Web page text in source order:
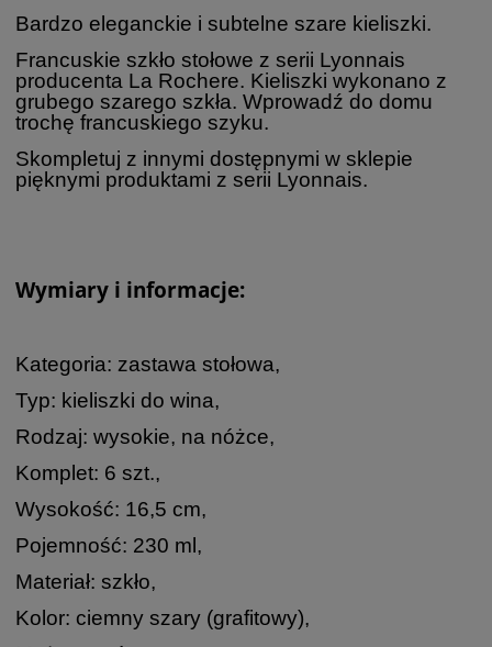
Bardzo eleganckie i subtelne szare kieliszki.
Francuskie szkło stołowe z serii Lyonnais
producenta La Rochere. Kieliszki wykonano z
grubego szarego szkła. Wprowadź do domu
trochę francuskiego szyku.
Skompletuj z innymi dostępnymi w sklepie
pięknymi produktami z serii Lyonnais.
Wymiary i informacje:
Kategoria: zastawa stołowa,
Typ: kieliszki do wina,
Rodzaj: wysokie, na nóżce,
Komplet: 6 szt.,
Wysokość: 16,5 cm,
Pojemność: 230 ml,
Materiał: szkło,
Kolor: ciemny szary (grafitowy),